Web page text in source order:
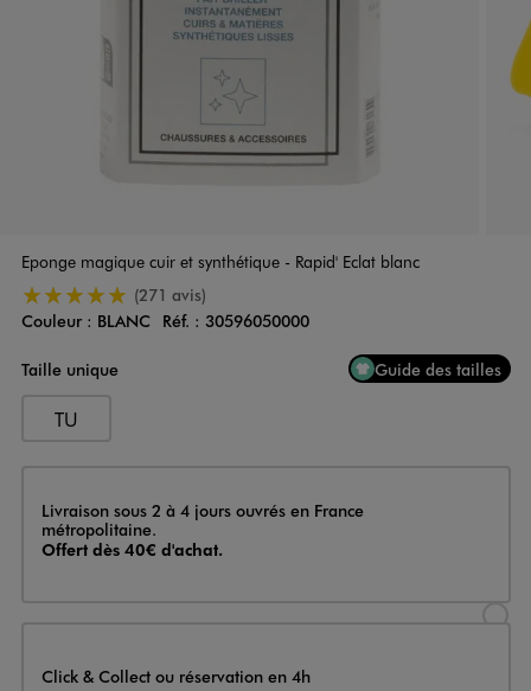
Eponge magique cuir et synthétique - Rapid' Eclat blanc
5/5 de moyenne(271 avis)
Couleur
Couleur : BLANC Réf. : 30596050000
Taille unique
Guide des tailles
TU
Livraison
Livraison sous 2 à 4 jours ouvrés en France
métropolitaine.
Offert dès 40€ d'achat.
Click & Collect ou réservation en 4h